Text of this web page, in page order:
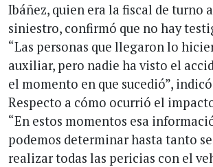
Ibáñez, quien era la fiscal de turno
siniestro, confirmó que no hay
“Las personas que llegaron lo
auxiliar, pero nadie ha visto el
el momento en que sucedió”,
Respecto a cómo ocurrió el
“En estos momentos esa
podemos determinar hasta tanto
realizar todas las pericias con el